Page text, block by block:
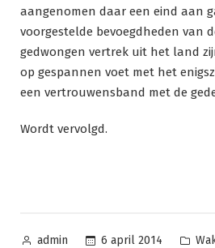
aangenomen daar een eind aan
voorgestelde bevoegdheden van
gedwongen vertrek uit het land
op gespannen voet met het
een vertrouwensband met de
Wordt vervolgd.
Geplaatst
admin 6 april 2014